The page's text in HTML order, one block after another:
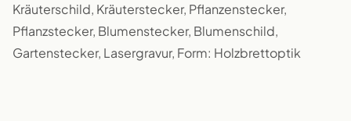
Kräuterschild, Kräuterstecker, Pflanzenstecker,
Pflanzstecker, Blumenstecker, Blumenschild,
Gartenstecker, Lasergravur, Form: Holzbrettoptik